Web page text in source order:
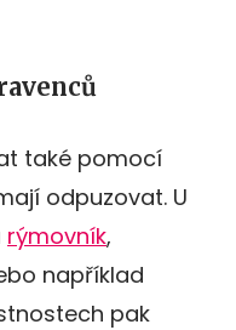
také pomocí
odpuzovat. U
rýmovník,
například
pak